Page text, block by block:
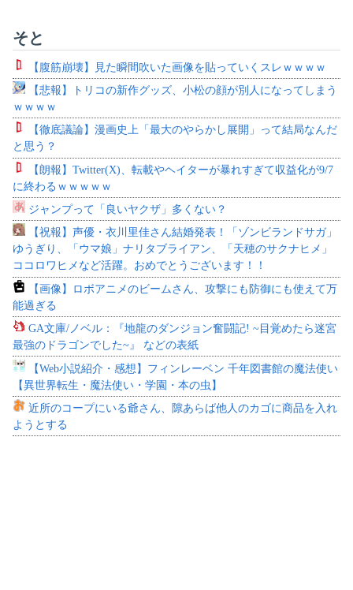
そと
【腹筋崩壊】見た瞬間吹いた画像を貼っていくスレｗｗｗｗ
【悲報】トリコの新作グッズ、小松の顔が別人になってしまう
ｗｗｗｗ
【徹底議論】漫画史上「最大のやらかし展開」って結局なんだ
と思う？
【朗報】Twitter(X)、転載やヘイターが暴れすぎて収益化が9/7
に終わるｗｗｗｗｗ
ジャンプって「良いヤクザ」多くない？
【祝報】声優・衣川里佳さん結婚発表！「ゾンビランドサガ」
ゆうぎり、「ウマ娘」ナリタブライアン、「天穂のサクナヒメ」
ココロワヒメなど活躍。おめでとうございます！！
【画像】ロボアニメのビームさん、攻撃にも防御にも使えて万
能過ぎる
GA文庫/ノベル：『地龍のダンジョン奮闘記! ~目覚めたら迷宮
最強のドラゴンでした~』 などの表紙
【Web小説紹介・感想】フィンレーベン 千年図書館の魔法使い
【異世界転生・魔法使い・学園・本の虫】
近所のコープにいる爺さん、隙あらば他人のカゴに商品を入れ
ようとする